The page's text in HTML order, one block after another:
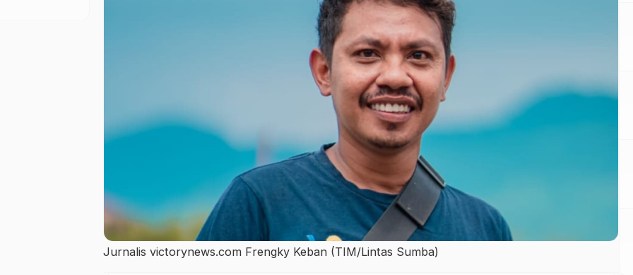
Jurnalis victorynews.com Frengky Keban (TIM/Lintas Sumba)